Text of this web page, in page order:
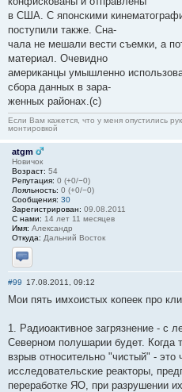
в США. С японскими
поступили также. Сна-
чала не мешали вести съемки, а
материал. Очевидно
американцы умышленно
сбора данных в зара-
женных районах.(с)
Если Вам кажется, что у меня опустились
монтировкой
atgm
Новичок
Возраст: 54
Репутация: 0 (+0/−0)
Лояльность: 0 (+0/−0)
Сообщения: 30
Зарегистрирован: 09.08.2011
С нами: 14 лет 11 месяцев
Имя: Александр
Откуда: Дальний Восток
Отправить личное сообщение
#99 17.08.2011, 09:12
Мои пять имхоистых копеек про
1. Радиоактивное загрязнение - с
Северном полушарии будет. Когда
взрыв относительно "чистый" -
исследовательские реакторы,
переработке ЯО, при разрушении